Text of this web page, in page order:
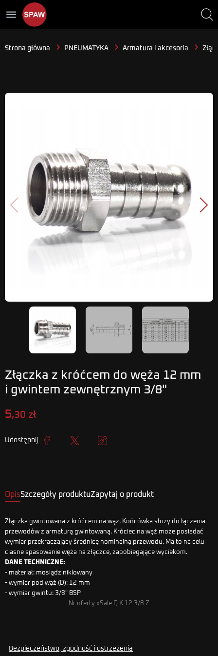
menu
Strona główna PNEUMATYKA Armatura i akcesoria
Poprzedni
Złączka z króćcem do węża 12 mm
i gwintem zewnętrznym 3/8"
5,30 zł
Udostępnij
OpisSzczegóły produktuZapytaj o produkt
Złączka gwintowana z króćcem na wąż. Końcówka służy do łączenia
przewodów z armaturą gwintowaną. Króciec na wąż może posiadać
wymiar przekraczający średnicę nominalną przewodu. Ma to na celu
ciasne spasowanie węża na złączce, zapobiegające wyciekom.
DANE TECHNICZNE:
- materiał: mosiądz niklowany
- wymiar pod wąż (D): 12 mm
- wymiar gwintu: 3/8" BSP
Nr oferty xSale Q K 12 3/8 Z
Bezpieczeństwo, zgodność i ostrzeżenia